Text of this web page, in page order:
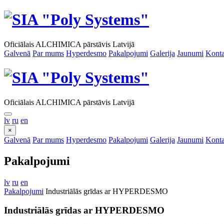
Oficiālais ALCHIMICA pārstāvis Latvijā
Galvenā Par mums Hyperdesmo Pakalpojumi Galerija Jaunumi
Oficiālais ALCHIMICA pārstāvis Latvijā
lv ru en
×
Galvenā Par mums Hyperdesmo Pakalpojumi Galerija Jaunumi
Pakalpojumi
lv ru en
Pakalpojumi Industriālās grīdas ar HYPERDESMO
Industriālās grīdas ar HYPERDESMO